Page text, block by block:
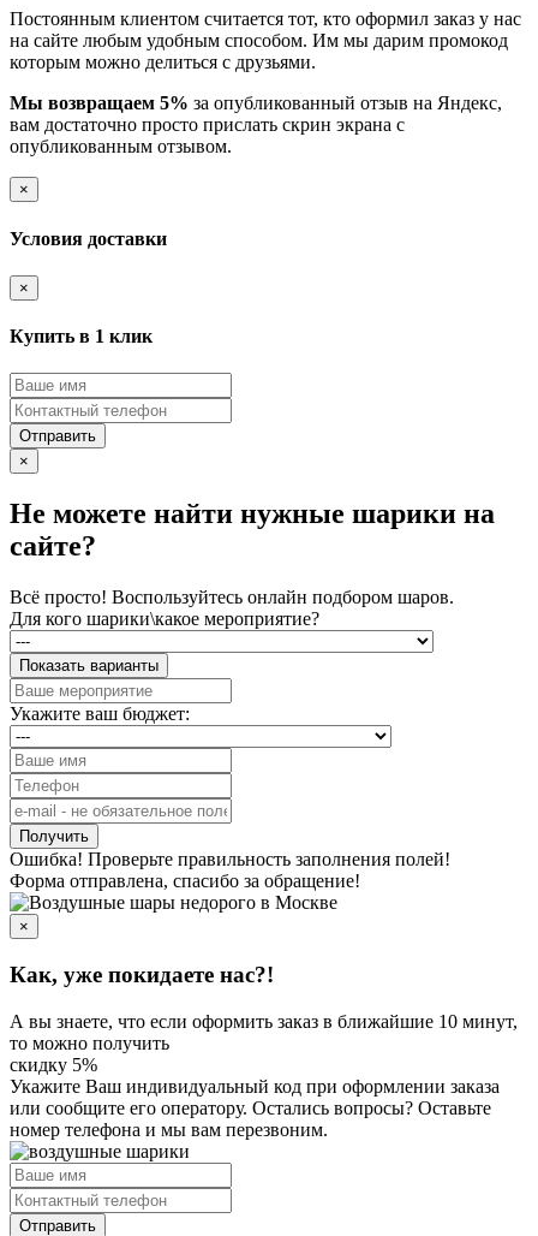
Постоянным клиентом считается тот, кто оформил заказ у нас
на сайте любым удобным способом. Им мы дарим промокод
которым можно делиться с друзьями.
Мы возвращаем 5% за опубликованный отзыв на Яндекс,
вам достаточно просто прислать скрин экрана с
опубликованным отзывом.
×
Условия доставки
×
Купить в 1 клик
Отправить
×
Не можете найти нужные шарики на
сайте?
Всё просто! Воспользуйтесь онлайн подбором шаров.
Для кого шарики\какое мероприятие?
Показать варианты
Укажите ваш бюджет:
Получить
Ошибка! Проверьте правильность заполнения полей!
Форма отправлена, спасибо за обращение!
×
Как, уже покидаете нас?!
А вы знаете, что если оформить заказ в ближайшие 10 минут,
то можно получить
скидку 5%
Укажите Ваш индивидуальный код при оформлении заказа
или сообщите его оператору. Остались вопросы? Оставьте
номер телефона и мы вам перезвоним.
Отправить